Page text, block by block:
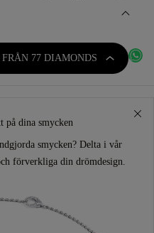
77 DIAMONDS
på dina smycken
smycken? Delta i vår
förverkliga din drömdesign.